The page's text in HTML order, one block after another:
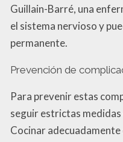
Guillain-Barré, una
el sistema nervioso y
permanente.
Prevención de
Para prevenir estas
seguir estrictas
Cocinar